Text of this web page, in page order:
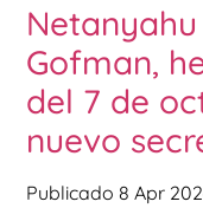
Gofman,
del 7 de
nuevo
Publicado 8 Apr